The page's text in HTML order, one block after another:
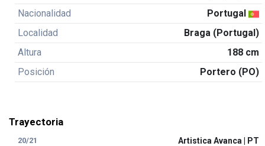
Nacionalidad
Portugal
Localidad
Braga (Portugal)
Altura
188 cm
Posición
Portero (PO)
Trayectoria
20/21 Artistica Avanca | PT